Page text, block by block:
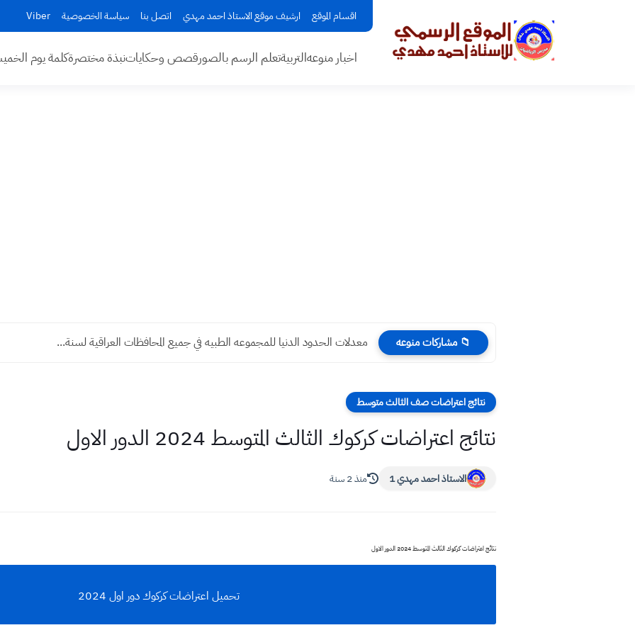
اقسام الموقع ارشيف موقع الاستاذ احمد مهدي اتصل بنا سياسة الخصوصية Viber
اخبار منوعهالتربيةتعلم الرسم بالصورقصص وحكاياتنبذة مختصرةكلمة يوم
📁 مشاركات منوعه معدلات الحدود الدنيا للمجموعه الطبيه في جميع المحافظات العراقية لسنة...
نتائج اعتراضات صف الثالث متوسط
نتائج اعتراضات كركوك الثالث المتوسط 2024 الدور الاول
الاستاذ احمد مهدي 1 منذ 2 سنة
نتائج اعتراضات كركوك الثالث المتوسط 2024 الدور الاول
تحميل اعتراضات كركوك دور اول 2024